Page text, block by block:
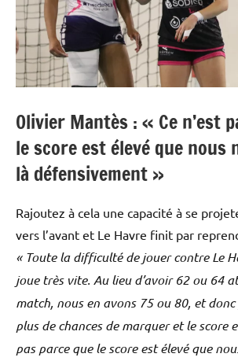
Olivier Mantès : « Ce n’est
le score est élevé que nous
là défensivement »
Rajoutez à cela une capacité à se
vers l’avant et Le Havre finit par
« Toute la difficulté de jouer contre Le
joue très vite. Au lieu d’avoir 62 ou 64
match, nous en avons 75 ou 80, et
plus de chances de marquer et le score
pas parce que le score est élevé que